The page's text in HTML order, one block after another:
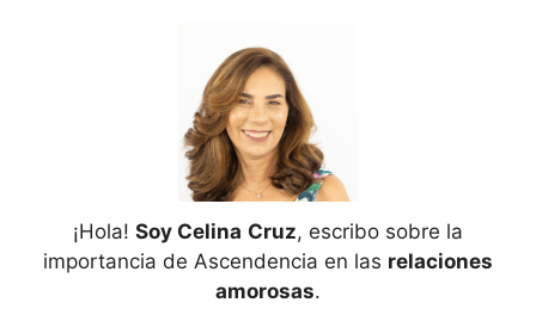
¡Hola! Soy Celina Cruz, escribo sobre la
importancia de Ascendencia en las relaciones
amorosas.